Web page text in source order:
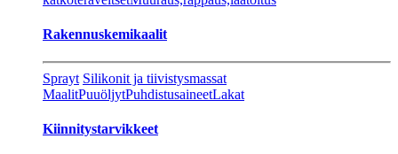
Rakennuskemikaalit
Sprayt Silikonit ja tiivistysmassat
MaalitPuuöljytPuhdistusaineetLakat
Kiinnitystarvikkeet